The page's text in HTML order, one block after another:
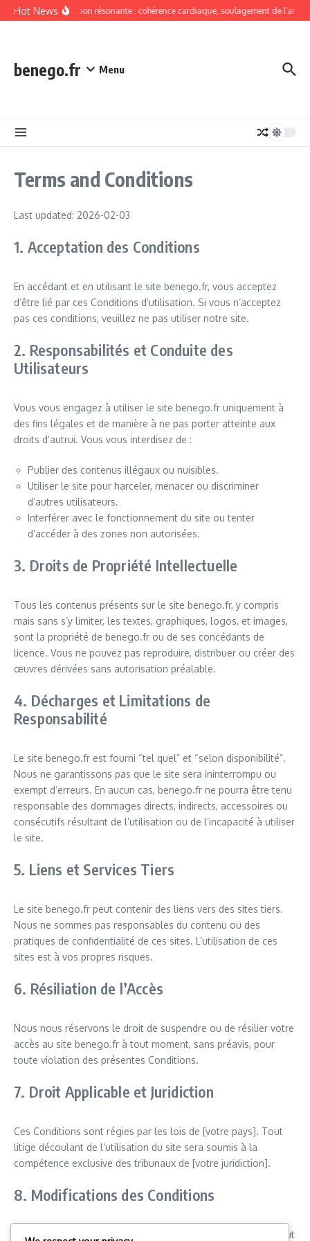
Skip to content
Hot NewsRespiration résonante : cohérence cardiaque, soulagement de
benego.fr Menu
Terms and Conditions
Last updated: 2026-02-03
1. Acceptation des Conditions
En accédant et en utilisant le site benego.fr, vous acceptez
d’être lié par ces Conditions d’utilisation. Si vous n’acceptez
pas ces conditions, veuillez ne pas utiliser notre site.
2. Responsabilités et Conduite des
Utilisateurs
Vous vous engagez à utiliser le site benego.fr uniquement à
des fins légales et de manière à ne pas porter atteinte aux
droits d’autrui. Vous vous interdisez de :
Publier des contenus illégaux ou nuisibles.
Utiliser le site pour harceler, menacer ou discriminer
d’autres utilisateurs.
Interférer avec le fonctionnement du site ou tenter
d’accéder à des zones non autorisées.
3. Droits de Propriété Intellectuelle
Tous les contenus présents sur le site benego.fr, y compris
mais sans s’y limiter, les textes, graphiques, logos, et images,
sont la propriété de benego.fr ou de ses concédants de
licence. Vous ne pouvez pas reproduire, distribuer ou créer des
œuvres dérivées sans autorisation préalable.
4. Décharges et Limitations de
Responsabilité
Le site benego.fr est fourni “tel quel” et “selon disponibilité”.
Nous ne garantissons pas que le site sera ininterrompu ou
exempt d’erreurs. En aucun cas, benego.fr ne pourra être tenu
responsable des dommages directs, indirects, accessoires ou
consécutifs résultant de l’utilisation ou de l’incapacité à utiliser
le site.
5. Liens et Services Tiers
Le site benego.fr peut contenir des liens vers des sites tiers.
Nous ne sommes pas responsables du contenu ou des
pratiques de confidentialité de ces sites. L’utilisation de ces
sites est à vos propres risques.
6. Résiliation de l’Accès
Nous nous réservons le droit de suspendre ou de résilier votre
accès au site benego.fr à tout moment, sans préavis, pour
toute violation des présentes Conditions.
7. Droit Applicable et Juridiction
Ces Conditions sont régies par les lois de [votre pays]. Tout
litige découlant de l’utilisation du site sera soumis à la
compétence exclusive des tribunaux de [votre juridiction].
8. Modifications des Conditions
Nous nous réservons le droit de modifier ces Conditions à tout